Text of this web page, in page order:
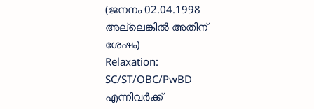
(ജനനം 02.04.1998
അല്ലെങ്കിൽ അതിന്
ശേഷം)
Relaxation:
SC/ST/OBC/PwBD
എന്നിവർക്ക്